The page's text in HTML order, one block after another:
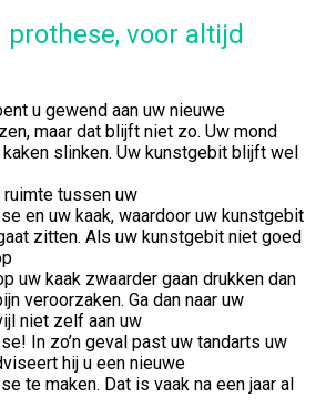
prothese, voor altijd
u gewend aan uw nieuwe
maar dat blijft niet zo. Uw mond
slinken. Uw kunstgebit blijft wel
ruimte tussen uw
en uw kaak, waardoor uw kunstgebit
zitten. Als uw kunstgebit niet goed
uw kaak zwaarder gaan drukken dan
veroorzaken. Ga dan naar uw
niet zelf aan uw
In zo’n geval past uw tandarts uw
hij u een nieuwe
te maken. Dat is vaak na een jaar al